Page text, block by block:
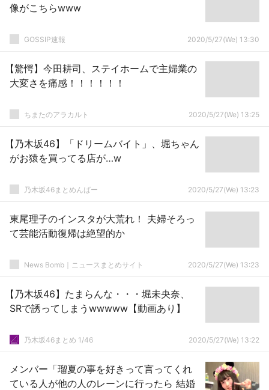
像がこちらwww
GOSSIP速報 2020/5/27(We) 13:30
【驚愕】今田耕司、ステイホームで主婦業の
大変さを痛感！！！！！！
ちまたのアラカルト 2020/5/27(We) 13:25
【乃木坂46】「ドリームバイト」、堀ちゃん
がお猿を買ってる店が…w
乃木坂46まとめんばー 2020/5/27(We) 13:23
東尾理子のインスタが大荒れ！ 夫婦そろっ
て芸能活動復帰は絶望的か
News Bomb｜ニュースまとめサイト 2020/5/27(We) 13:23
【乃木坂46】たまらんな・・・堀未央奈、
SRで誘ってしまうwwwww【動画あり】
乃木坂46まとめ 1/46 2020/5/27(We) 13:22
メンバー「瑠夏の事を好きって言ってくれ
ている人が他の人のレーンに行ったら 結婚